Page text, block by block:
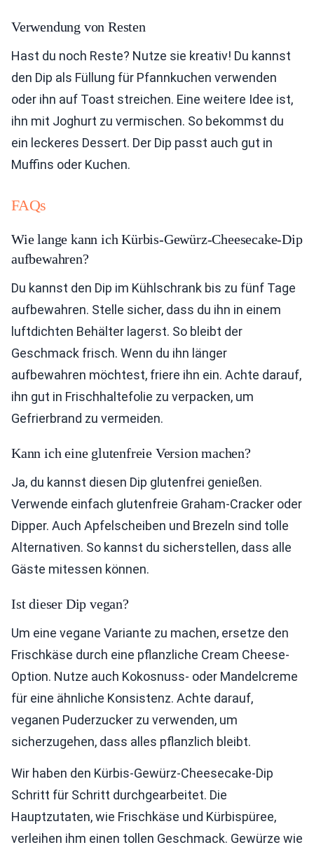
Verwendung von Resten
Hast du noch Reste? Nutze sie kreativ! Du kannst
den Dip als Füllung für Pfannkuchen verwenden
oder ihn auf Toast streichen. Eine weitere Idee ist,
ihn mit Joghurt zu vermischen. So bekommst du
ein leckeres Dessert. Der Dip passt auch gut in
Muffins oder Kuchen.
FAQs
Wie lange kann ich Kürbis-Gewürz-Cheesecake-Dip
aufbewahren?
Du kannst den Dip im Kühlschrank bis zu fünf Tage
aufbewahren. Stelle sicher, dass du ihn in einem
luftdichten Behälter lagerst. So bleibt der
Geschmack frisch. Wenn du ihn länger
aufbewahren möchtest, friere ihn ein. Achte darauf,
ihn gut in Frischhaltefolie zu verpacken, um
Gefrierbrand zu vermeiden.
Kann ich eine glutenfreie Version machen?
Ja, du kannst diesen Dip glutenfrei genießen.
Verwende einfach glutenfreie Graham-Cracker oder
Dipper. Auch Apfelscheiben und Brezeln sind tolle
Alternativen. So kannst du sicherstellen, dass alle
Gäste mitessen können.
Ist dieser Dip vegan?
Um eine vegane Variante zu machen, ersetze den
Frischkäse durch eine pflanzliche Cream Cheese-
Option. Nutze auch Kokosnuss- oder Mandelcreme
für eine ähnliche Konsistenz. Achte darauf,
veganen Puderzucker zu verwenden, um
sicherzugehen, dass alles pflanzlich bleibt.
Wir haben den Kürbis-Gewürz-Cheesecake-Dip
Schritt für Schritt durchgearbeitet. Die
Hauptzutaten, wie Frischkäse und Kürbispüree,
verleihen ihm einen tollen Geschmack. Gewürze wie